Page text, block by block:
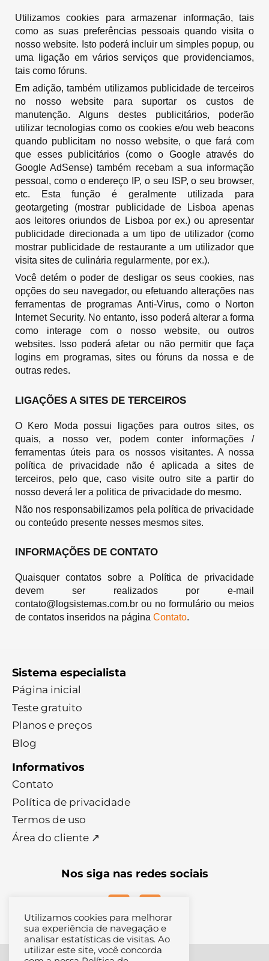
Utilizamos cookies para armazenar informação, tais
como as suas preferências pessoais quando visita o
nosso website. Isto poderá incluir um simples popup, ou
uma ligação em vários serviços que providenciamos,
tais como fóruns.
Em adição, também utilizamos publicidade de terceiros
no nosso website para suportar os custos de
manutenção. Alguns destes publicitários, poderão
utilizar tecnologias como os cookies e/ou web beacons
quando publicitam no nosso website, o que fará com
que esses publicitários (como o Google através do
Google AdSense) também recebam a sua informação
pessoal, como o endereço IP, o seu ISP, o seu browser,
etc. Esta função é geralmente utilizada para
geotargeting (mostrar publicidade de Lisboa apenas
aos leitores oriundos de Lisboa por ex.) ou apresentar
publicidade direcionada a um tipo de utilizador (como
mostrar publicidade de restaurante a um utilizador que
visita sites de culinária regularmente, por ex.).
Você detém o poder de desligar os seus cookies, nas
opções do seu navegador, ou efetuando alterações nas
ferramentas de programas Anti-Virus, como o Norton
Internet Security. No entanto, isso poderá alterar a forma
como interage com o nosso website, ou outros
websites. Isso poderá afetar ou não permitir que faça
logins em programas, sites ou fóruns da nossa e de
outras redes.
LIGAÇÕES A SITES DE TERCEIROS
O Kero Moda possui ligações para outros sites, os
quais, a nosso ver, podem conter informações /
ferramentas úteis para os nossos visitantes. A nossa
política de privacidade não é aplicada a sites de
terceiros, pelo que, caso visite outro site a partir do
nosso deverá ler a politica de privacidade do mesmo.
Não nos responsabilizamos pela política de privacidade
ou conteúdo presente nesses mesmos sites.
INFORMAÇÕES DE CONTATO
Quaisquer contatos sobre a Política de privacidade
devem ser realizados por e-mail
contato@logsistemas.com.br ou no formulário ou meios
de contatos inseridos na página Contato.
Sistema especialista
Página inicial
Teste gratuito
Planos e preços
Blog
Informativos
Contato
Política de privacidade
Termos de uso
Área do cliente ↗
Nos siga nas redes sociais
Utilizamos cookies para melhorar
sua experiência de navegação e
analisar estatísticas de visitas. Ao
utilizar este site, você concorda